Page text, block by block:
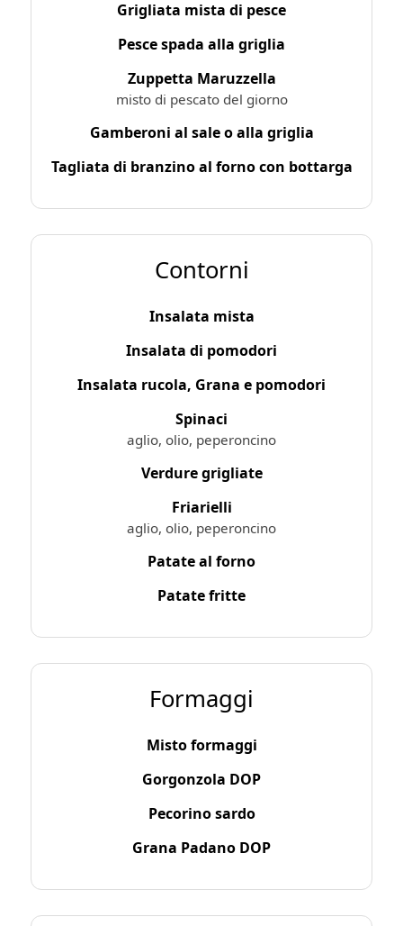
Grigliata mista di pesce
Pesce spada alla griglia
Zuppetta Maruzzella
misto di pescato del giorno
Gamberoni al sale o alla griglia
Tagliata di branzino al forno con bottarga
Contorni
Insalata mista
Insalata di pomodori
Insalata rucola, Grana e pomodori
Spinaci
aglio, olio, peperoncino
Verdure grigliate
Friarielli
aglio, olio, peperoncino
Patate al forno
Patate fritte
Formaggi
Misto formaggi
Gorgonzola DOP
Pecorino sardo
Grana Padano DOP